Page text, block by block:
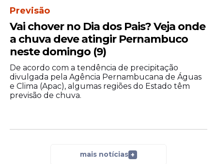
Previsão
Vai chover no Dia dos Pais? Veja onde
a chuva deve atingir Pernambuco
neste domingo (9)
De acordo com a tendência de precipitação
divulgada pela Agência Pernambucana de Águas
e Clima (Apac), algumas regiões do Estado têm
previsão de chuva.
mais notícias +